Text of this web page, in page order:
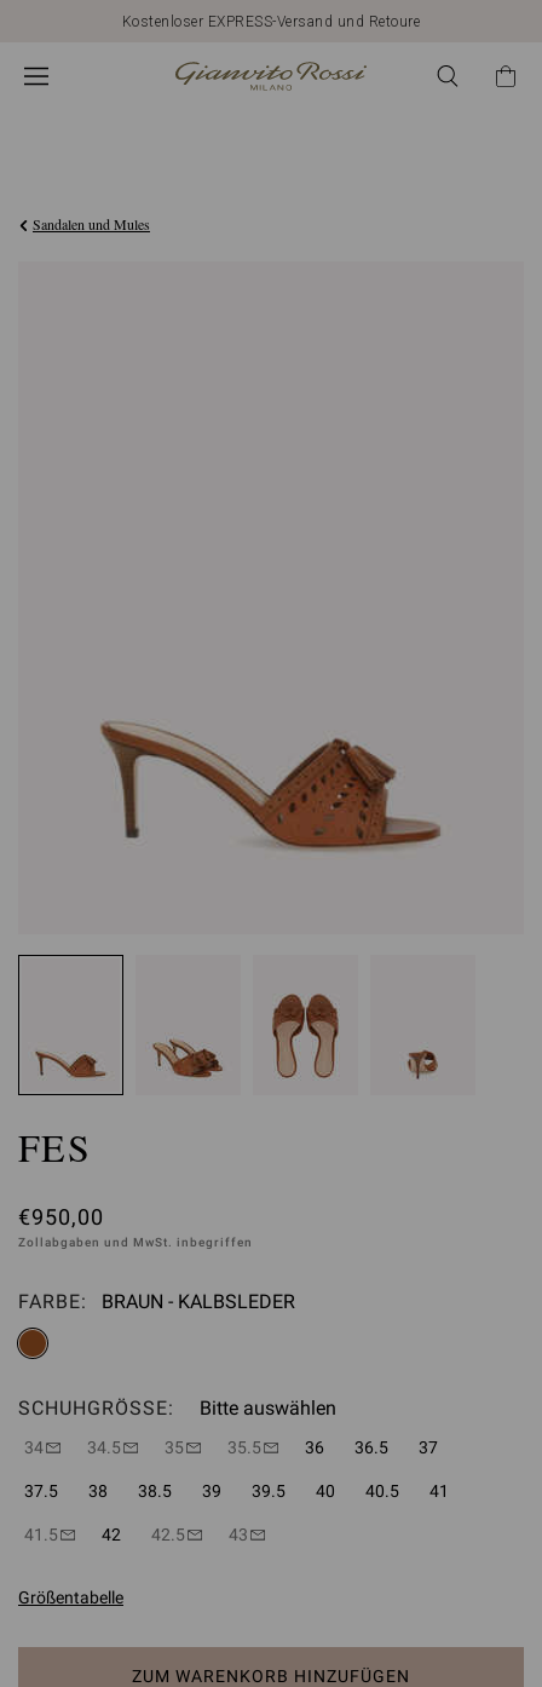
Kostenloser EXPRESS-Versand und Retoure
Sandalen und Mules
FES
€950,00
Zollabgaben und MwSt. inbegriffen
FARBE: Bitte auswählen
BRAUN - KALBSLEDER
SCHUHGRÖSSE: Bitte auswählen
34 34.5 35 35.5 36 36.5 37
37.5 38 38.5 39 39.5 40 40.5 41
41.5 42 42.5 43
Größentabelle
ZUM WARENKORB HINZUFÜGEN